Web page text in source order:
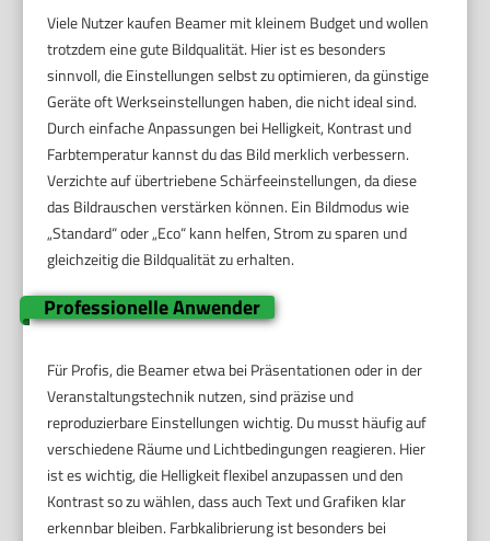
Viele Nutzer kaufen Beamer mit kleinem Budget und wollen
trotzdem eine gute Bildqualität. Hier ist es besonders
sinnvoll, die Einstellungen selbst zu optimieren, da günstige
Geräte oft Werkseinstellungen haben, die nicht ideal sind.
Durch einfache Anpassungen bei Helligkeit, Kontrast und
Farbtemperatur kannst du das Bild merklich verbessern.
Verzichte auf übertriebene Schärfeeinstellungen, da diese
das Bildrauschen verstärken können. Ein Bildmodus wie
„Standard“ oder „Eco“ kann helfen, Strom zu sparen und
gleichzeitig die Bildqualität zu erhalten.
Professionelle Anwender
Für Profis, die Beamer etwa bei Präsentationen oder in der
Veranstaltungstechnik nutzen, sind präzise und
reproduzierbare Einstellungen wichtig. Du musst häufig auf
verschiedene Räume und Lichtbedingungen reagieren. Hier
ist es wichtig, die Helligkeit flexibel anzupassen und den
Kontrast so zu wählen, dass auch Text und Grafiken klar
erkennbar bleiben. Farbkalibrierung ist besonders bei